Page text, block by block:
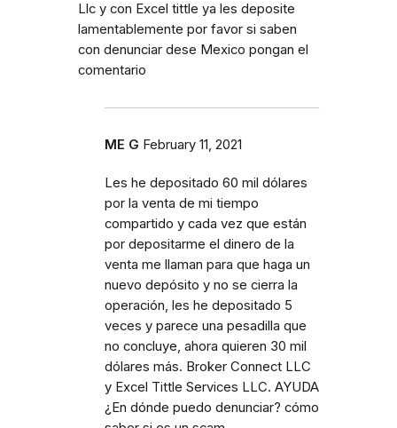
Llc y con Excel tittle ya les deposite
lamentablemente por favor si saben
con denunciar dese Mexico pongan el
comentario
ME G February 11, 2021
Les he depositado 60 mil dólares
por la venta de mi tiempo
compartido y cada vez que están
por depositarme el dinero de la
venta me llaman para que haga un
nuevo depósito y no se cierra la
operación, les he depositado 5
veces y parece una pesadilla que
no concluye, ahora quieren 30 mil
dólares más. Broker Connect LLC
y Excel Tittle Services LLC. AYUDA
¿En dónde puedo denunciar? cómo